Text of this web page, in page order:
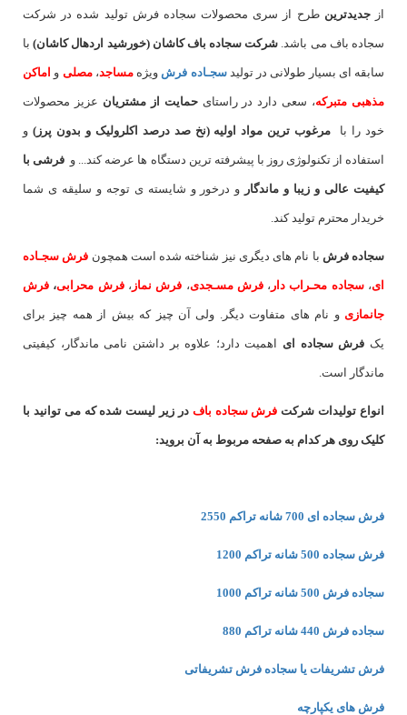
ازجدیدترین طرح از سری محصولات سجاده فرش تولید شده در شرکت
سجاده باف می باشد. شرکت سجاده باف کاشان (خورشید اردهال کاشان)با
سابقه ای بسیار طولانی در تولیدسجـاده فرش ویژهمساجد،مصلی و اماکن
مذهبی متبرکه، سعی دارد در راستایحمایت از مشتریان عزیز محصولات
خود را با مرغوب ترین مواد اولیه (نخ صد درصد اکلرولیک و بدون پرز) و
استفاده از تکنولوژی روز با پیشرفته ترین دستگاه ها عرضه کند... و فرشی با
کیفیت عالی و زیبا و ماندگار و درخور و شایسته ی توجه و سلیقه ی شما
خریدار محترم تولید کند.
سجاده فرش با نام های دیگری نیز شناخته شده است همچون فرش سجـاده
ای، سجاده محـراب دار ،فرش مسـجدی، فرش نماز ،فرش محرابی، فرش
جانمازی و نام های متفاوت دیگر. ولی آن چیز که بیش از همه چیز برای
یک فرش سجاده ای اهمیت دارد؛ علاوه بر داشتن نامی ماندگار، کیفیتی
ماندگار است.
انواع تولیدات شرکت فرش سجاده باف در زیر لیست شده که می توانید با
کلیک روی هر کدام به صفحه مربوط به آن بروید:
فرش سجاده ای 700 شانه تراکم 2550
فرش سجاده 500 شانه تراکم 1200
سجاده فرش 500 شانه تراکم 1000
سجاده فرش 440 شانه تراکم 880
فرش تشریفات یا سجاده فرش تشریفاتی
فرش های یکپارچه